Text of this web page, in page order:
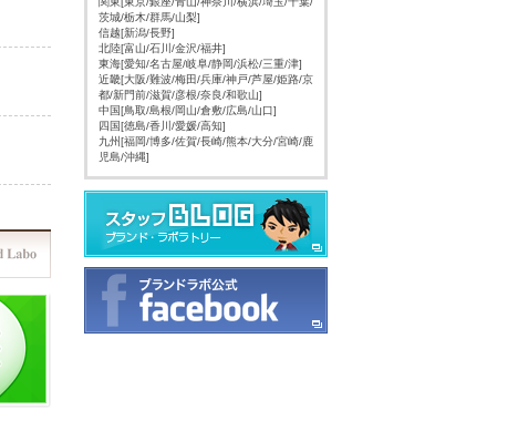
茨城/栃木/群馬/山梨]
信越[新潟/長野]
北陸[富山/石川/金沢/福井]
東海[愛知/名古屋/岐阜/静岡/浜松/三重/津]
近畿[大阪/難波/梅田/兵庫/神戸/芦屋/姫路/京
都/新門前/滋賀/彦根/奈良/和歌山]
中国[鳥取/島根/岡山/倉敷/広島/山口]
四国[徳島/香川/愛媛/高知]
九州[福岡/博多/佐賀/長崎/熊本/大分/宮崎/鹿
児島/沖縄]